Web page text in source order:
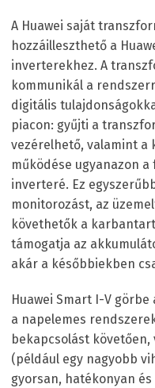
A Huawei saját
hozzáilleszthető a
inverterekhez. A
kommunikál a
digitális
piacon: gyűjti a
vezérelhető, valamint a
működése ugyanazon
inverteré. Ez
monitorozást, az
követhetők a
támogatja az
akár a későbbiekben
Huawei Smart I-V
a napelemes
bekapcsolást
(például egy nagyobb
gyorsan, hatékonyan